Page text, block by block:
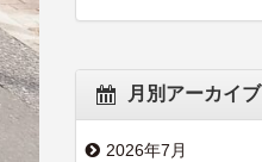
月別アーカイブ
2026年7月